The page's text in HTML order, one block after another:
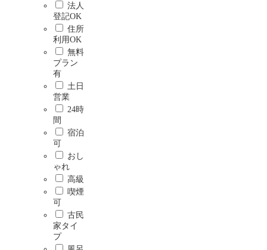
法人
登記OK
住所
利用OK
無料
プラン
有
土日
営業
24時
間
宿泊
可
おし
ゃれ
高級
喫煙
可
古民
家タイ
プ